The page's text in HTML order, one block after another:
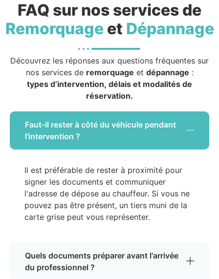
FAQ sur nos services de
Remorquageet Dépannage
Découvrez les réponses aux questions fréquentes sur
nos services de remorquage et dépannage :
types d’intervention, délais et modalités de
réservation.
Faut-il rester à côté du véhicule pendant
l'intervention ?
Il est préférable de rester à proximité pour
signer les documents et communiquer
l'adresse de dépose au chauffeur. Si vous ne
pouvez pas être présent, un tiers muni de la
carte grise peut vous représenter.
Quels documents préparer avant l'arrivée
du professionnel ?